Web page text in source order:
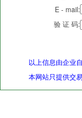
E - mail:
验 证 码:
以上信息由企业
本网站只提供交